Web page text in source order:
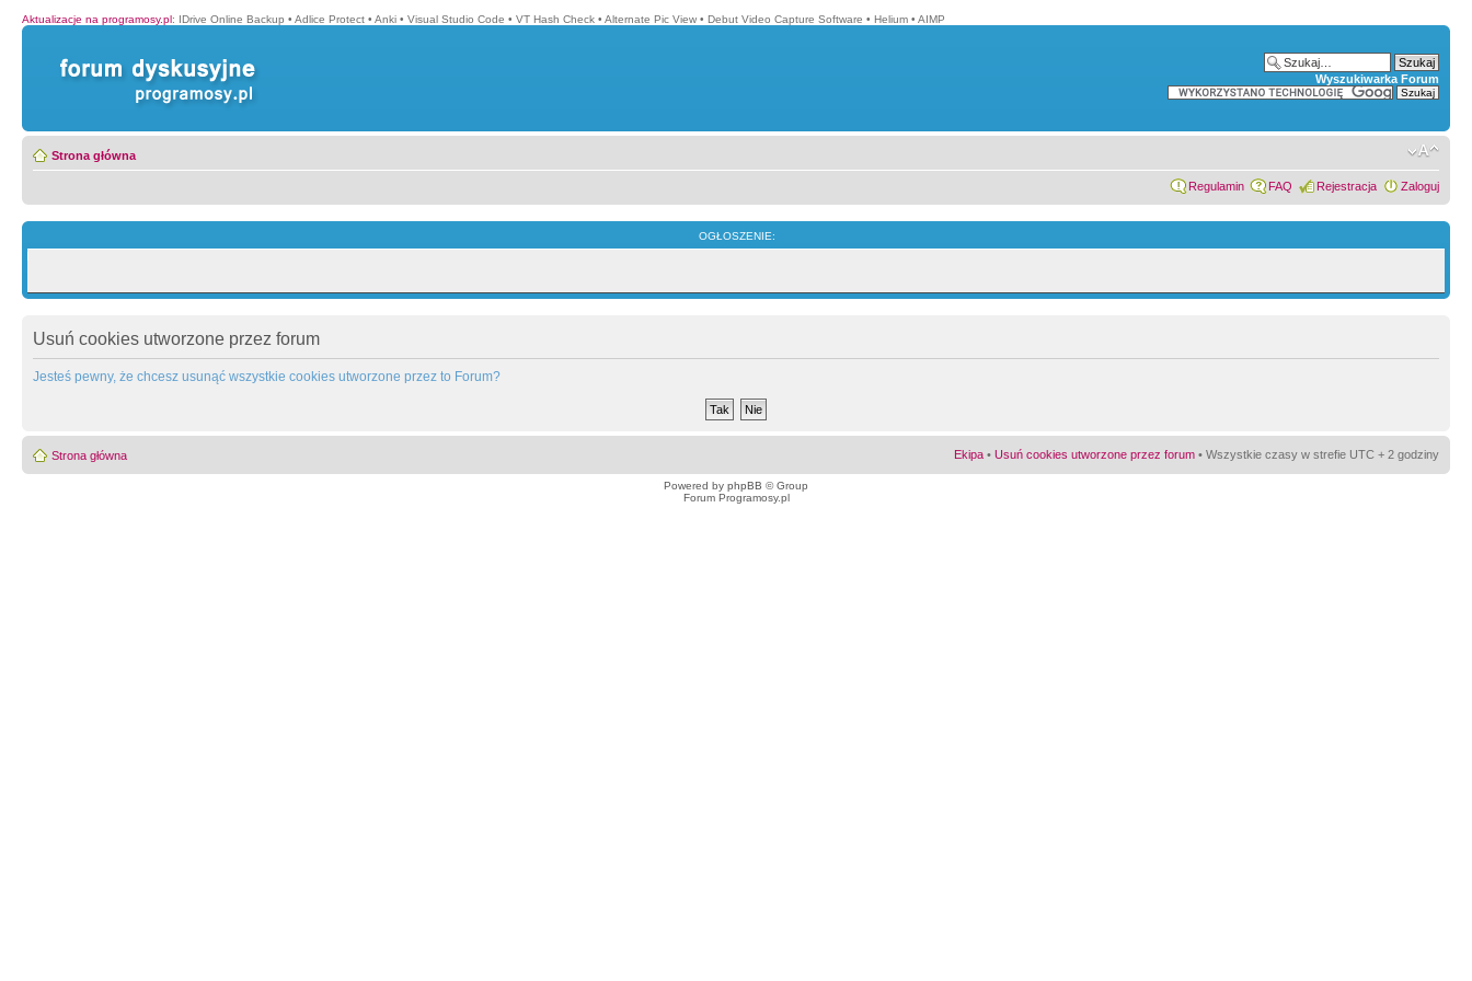
Aktualizacje na programosy.pl: IDrive Online Backup • Adlice Protect • Anki • Visual Studio Code • VT Hash Check • Alternate Pic View • Debut Video Capture Software • Helium • AIMP
Wyszukiwarka Forum
Strona główna
Regulamin FAQ Rejestracja Zaloguj
OGŁOSZENIE:
Usuń cookies utworzone przez forum
Jesteś pewny, że chcesz usunąć wszystkie cookies utworzone przez to Forum?
Strona główna Ekipa • Usuń cookies utworzone przez forum • Wszystkie czasy w strefie UTC + 2 godziny
Powered by phpBB © Group
Forum Programosy.pl